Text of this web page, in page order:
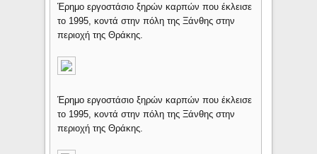
Έρημο εργοστάσιο ξηρών καρπών που έκλεισε
το 1995, κοντά στην πόλη της Ξάνθης στην
περιοχή της Θράκης.
Έρημο εργοστάσιο ξηρών καρπών που έκλεισε
το 1995, κοντά στην πόλη της Ξάνθης στην
περιοχή της Θράκης.